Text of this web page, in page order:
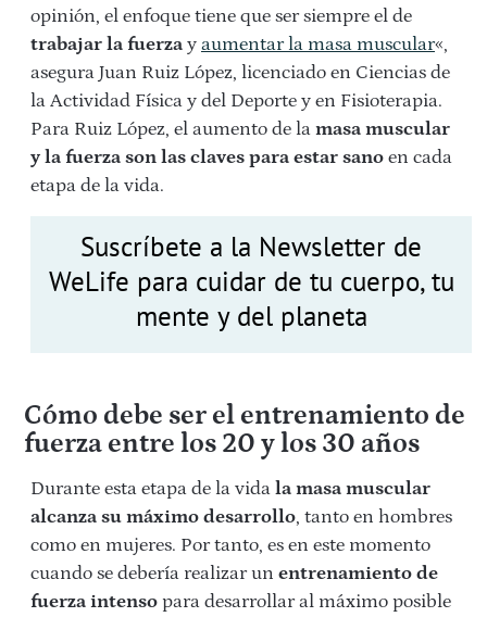
opinión, el enfoque tiene que ser siempre el de
trabajar la fuerza y aumentar la masa muscular«,
asegura Juan Ruiz López, licenciado en Ciencias de
la Actividad Física y del Deporte y en Fisioterapia.
Para Ruiz López, el aumento de la masa muscular
y la fuerza son las claves para estar sano en cada
etapa de la vida.
Suscríbete a la Newsletter de
WeLife para cuidar de tu cuerpo, tu
mente y del planeta
Cómo debe ser el entrenamiento de
fuerza entre los 20 y los 30 años
Durante esta etapa de la vida la masa muscular
alcanza su máximo desarrollo, tanto en hombres
como en mujeres. Por tanto, es en este momento
cuando se debería realizar un entrenamiento de
fuerza intenso para desarrollar al máximo posible